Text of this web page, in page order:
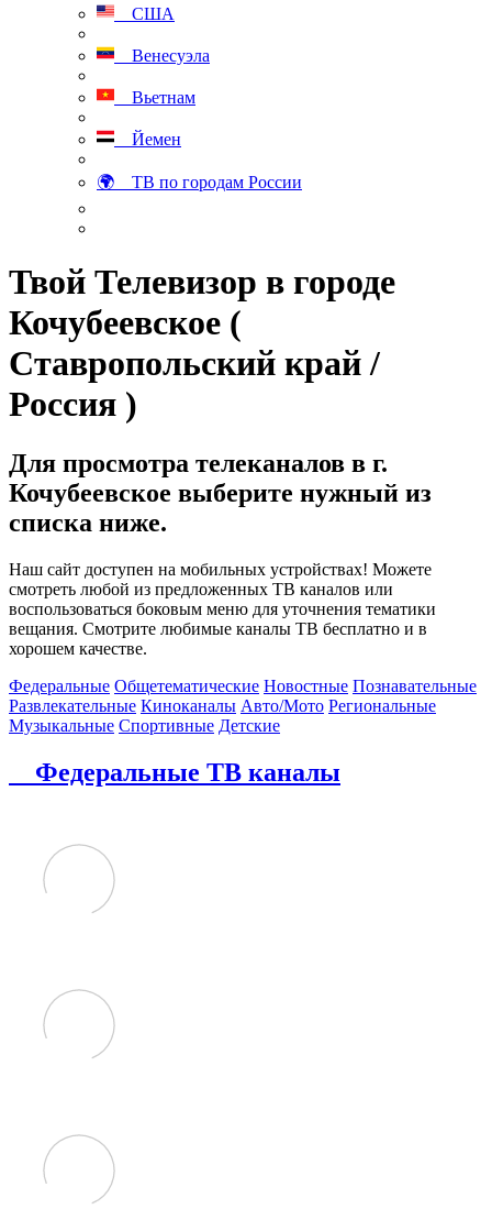
США
Венесуэла
Вьетнам
Йемен
🌍 ТВ по городам России
Твой Телевизор в городе
Кочубеевское (
Ставропольский край /
Россия )
Для просмотра телеканалов в г.
Кочубеевское выберите нужный из
списка ниже.
Наш сайт доступен на мобильных устройствах! Можете
смотреть любой из предложенных ТВ каналов или
воспользоваться боковым меню для уточнения тематики
вещания. Смотрите любимые каналы ТВ бесплатно и в
хорошем качестве.
Федеральные Общетематические Новостные Познавательные
Развлекательные Киноканалы Авто/Мото Региональные
Музыкальные Спортивные Детские
Федеральные ТВ каналы